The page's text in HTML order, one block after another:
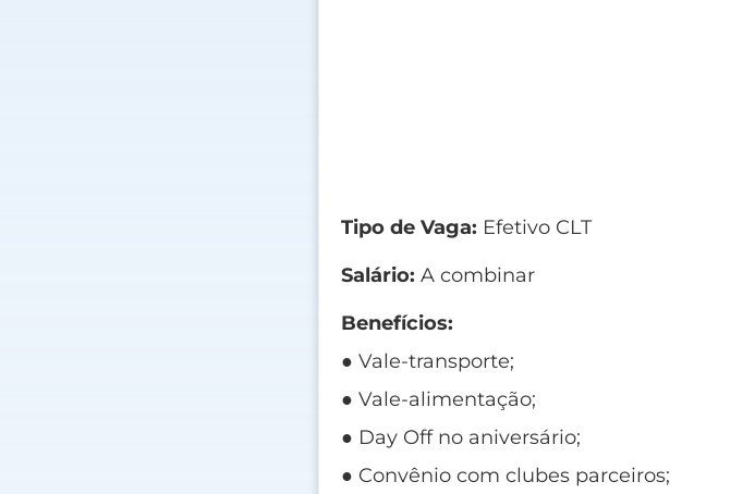
Tipo de Vaga: Efetivo CLT
Salário: A combinar
Benefícios:
● Vale-transporte;
● Vale-alimentação;
● Day Off no aniversário;
● Convênio com clubes parceiros;